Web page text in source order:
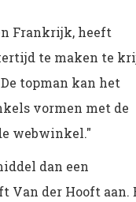
Frankrijk, heeft
te maken te
topman kan het
vormen met de
webwinkel."
dan een
Van der Hooft aan.